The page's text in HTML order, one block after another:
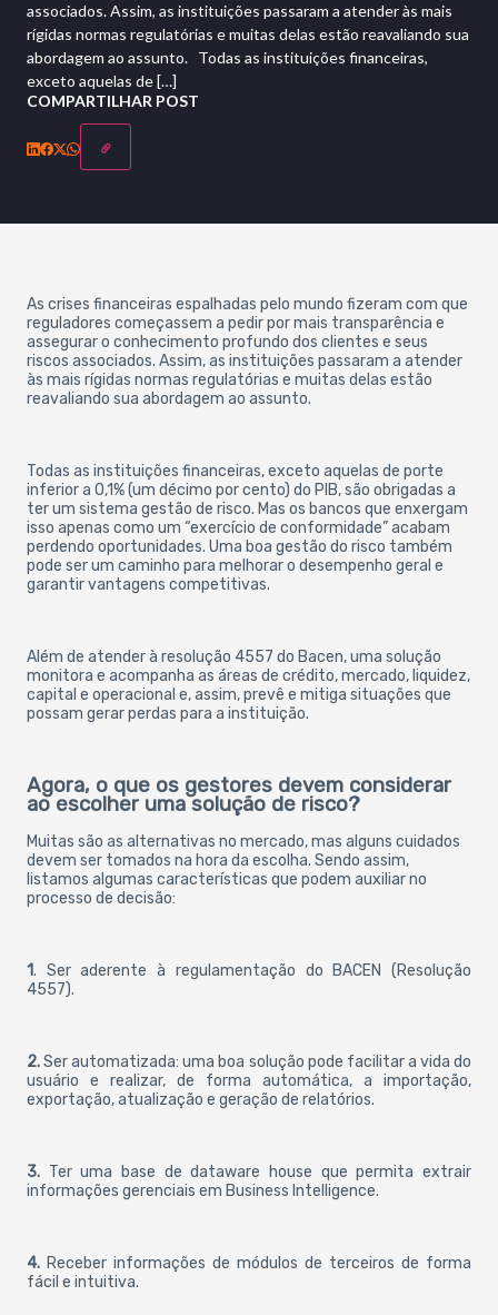
associados. Assim, as instituições passaram a atender às mais
rígidas normas regulatórias e muitas delas estão reavaliando sua
abordagem ao assunto. Todas as instituições financeiras,
exceto aquelas de […]
COMPARTILHAR POST
As crises financeiras espalhadas pelo mundo fizeram com que
reguladores começassem a pedir por mais transparência e
assegurar o conhecimento profundo dos clientes e seus
riscos associados. Assim, as instituições passaram a atender
às mais rígidas normas regulatórias e muitas delas estão
reavaliando sua abordagem ao assunto.
Todas as instituições financeiras, exceto aquelas de porte
inferior a 0,1% (um décimo por cento) do PIB, são obrigadas a
ter um sistema gestão de risco. Mas os bancos que enxergam
isso apenas como um “exercício de conformidade” acabam
perdendo oportunidades. Uma boa gestão do risco também
pode ser um caminho para melhorar o desempenho geral e
garantir vantagens competitivas.
Além de atender à resolução 4557 do Bacen, uma solução
monitora e acompanha as áreas de crédito, mercado, liquidez,
capital e operacional e, assim, prevê e mitiga situações que
possam gerar perdas para a instituição.
Agora, o que os gestores devem considerar
ao escolher uma solução de risco?
Muitas são as alternativas no mercado, mas alguns cuidados
devem ser tomados na hora da escolha. Sendo assim,
listamos algumas características que podem auxiliar no
processo de decisão:
1. Ser aderente à regulamentação do BACEN (Resolução
4557).
2.Ser automatizada: uma boa solução pode facilitar a vida do
usuário e realizar, de forma automática, a importação,
exportação, atualização e geração de relatórios.
3. Ter uma base de dataware house que permita extrair
informações gerenciais em Business Intelligence.
4. Receber informações de módulos de terceiros de forma
fácil e intuitiva.